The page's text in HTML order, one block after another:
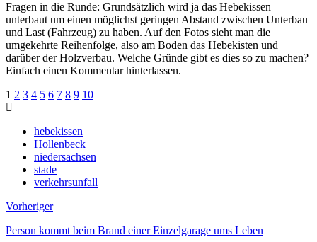
Fragen in die Runde: Grundsätzlich wird ja das Hebekissen
unterbaut um einen möglichst geringen Abstand zwischen Unterbau
und Last (Fahrzeug) zu haben. Auf den Fotos sieht man die
umgekehrte Reihenfolge, also am Boden das Hebekisten und
darüber der Holzverbau. Welche Gründe gibt es dies so zu machen?
Einfach einen Kommentar hinterlassen.
1 2 3 4 5 6 7 8 9 10
hebekissen
Hollenbeck
niedersachsen
stade
verkehrsunfall
Vorheriger
Person kommt beim Brand einer Einzelgarage ums Leben